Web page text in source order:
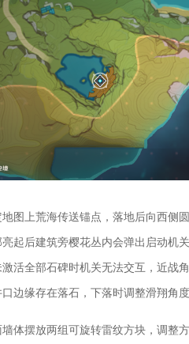
图上荒海传送锚点，落地后向西侧
起后建筑旁樱花丛内会弹出启动
活全部石碑时机关无法交互，近战
边缘存在落石，下落时调整滑翔角
体摆放两组可旋转雷纹方块，调整